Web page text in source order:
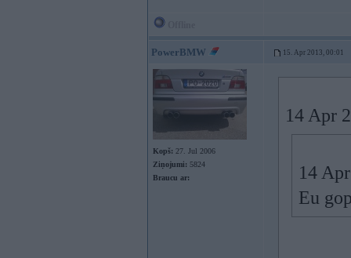
PowerBMW 15. Apr 2013, 00:01
Kopš: 27. Jul 2006
Ziņojumi: 5824
Braucu ar:
14 Apr
14
Eu